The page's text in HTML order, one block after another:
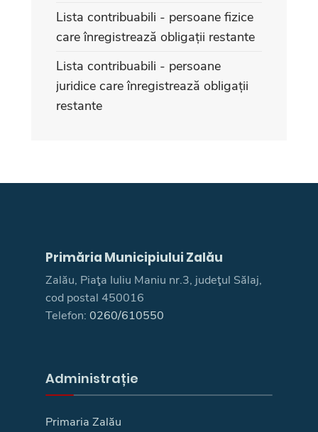
Lista contribuabili - persoane fizice
care înregistrează obligații restante
Lista contribuabili - persoane
juridice care înregistrează obligații
restante
Primăria Municipiului Zalău
Zalău, Piaţa Iuliu Maniu nr.3, judeţul Sălaj,
cod postal 450016
Telefon: 0260/610550
Administrație
Primaria Zalău